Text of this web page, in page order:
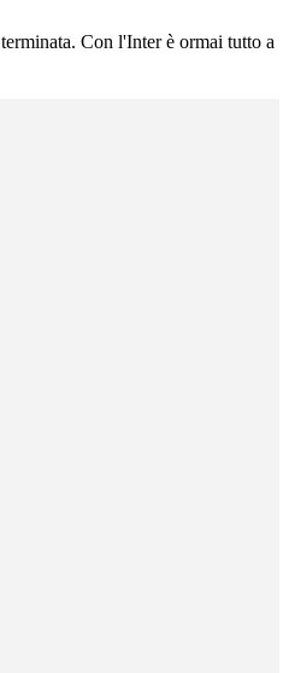
Con l'Inter è ormai tutto a